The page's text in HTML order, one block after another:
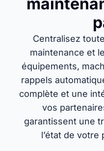
Centralisez
maintenance et
équipements,
rappels
complète et une
vos
garantissent une
l’état de votre